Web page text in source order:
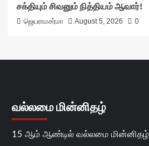
சக்தியும் சிவனும் நித்தியம் ஆவார்!
ஜெயராமசர்மா August 5, 2026 0
வல்லமை மின்னிதழ்
15 ஆம் ஆண்டில் வல்லமை மின்னிதழ்